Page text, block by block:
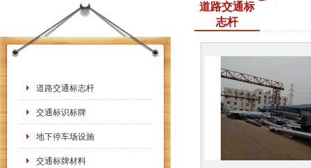
道路交通标志杆
交通标识标牌
地下停车场设施
交通标牌材料
道路交通标
志杆